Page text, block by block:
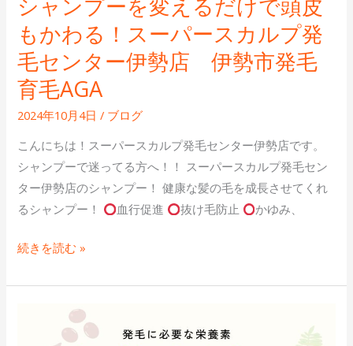
シャンプーを変えるだけで頭皮
もかわる！スーパースカルプ発
毛センター伊勢店 伊勢市発毛
育毛AGA
2024年10月4日/ ブログ
こんにちは！スーパースカルプ発毛センター伊勢店です。
シャンプーで迷ってる方へ！！ スーパースカルプ発毛セン
ター伊勢店のシャンプー！ 健康な髪の毛を成長させてくれ
るシャンプー！
血行促進 抜け毛防止 かゆみ、
ー
ス
カ
ル
プ
発
セ
ン
タ
ー
伊
店
続きを読む »